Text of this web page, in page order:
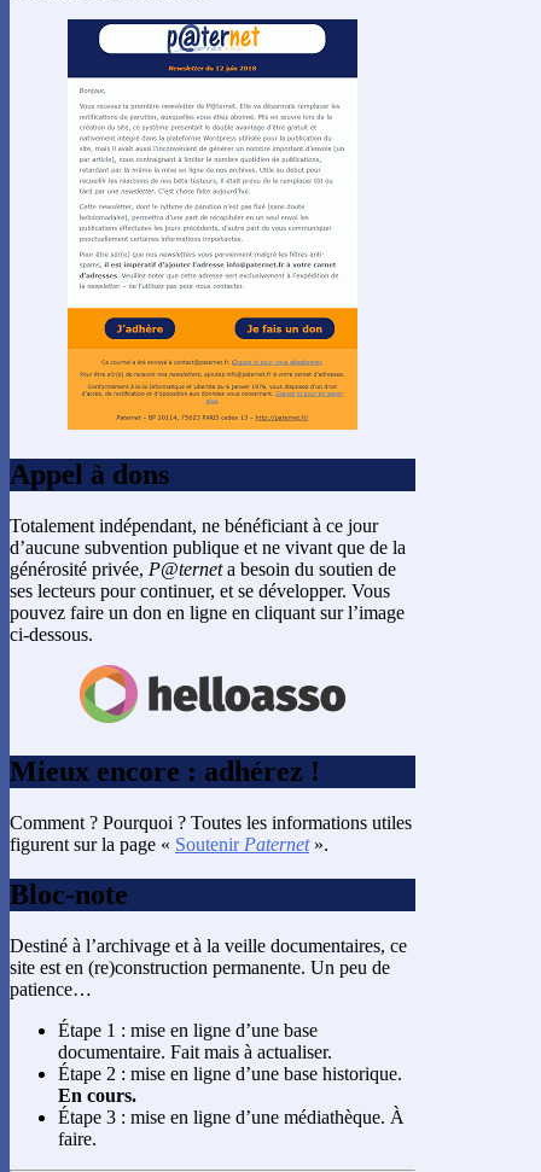
Appel à dons
Totalement indépendant, ne bénéficiant à ce jour
d’aucune subvention publique et ne vivant que de la
générosité privée, P@terneta besoin du soutien de
ses lecteurs pour continuer, et se développer. Vous
pouvez faire un don en ligne en cliquant sur l’image
ci-dessous.
Mieux encore : adhérez !
Comment ? Pourquoi ? Toutes les informations utiles
figurent sur la page « Soutenir Paternet».
Bloc-note
Destiné à l’archivage et à la veille documentaires, ce
site est en (re)construction permanente. Un peu de
patience…
Étape 1 : mise en ligne d’une base
documentaire. Fait mais à actualiser.
Étape 2 : mise en ligne d’une base historique.
En cours.
Étape 3 : mise en ligne d’une médiathèque. À
faire.